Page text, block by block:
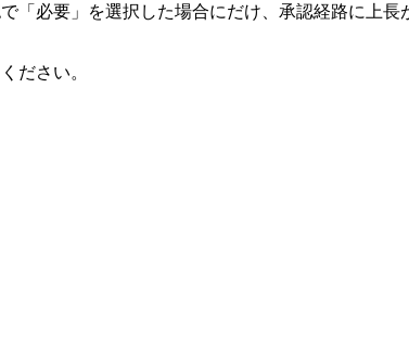
「必要」を選択した場合にだけ、承認経路に上長
ださい。